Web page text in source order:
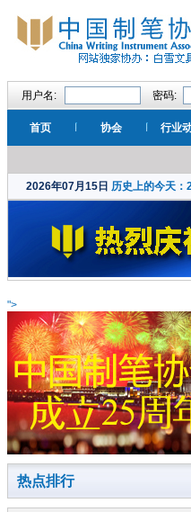
用户名: 密码:
首页 协会 行业
2026年07月15日 历史上的今天
">
热点排行